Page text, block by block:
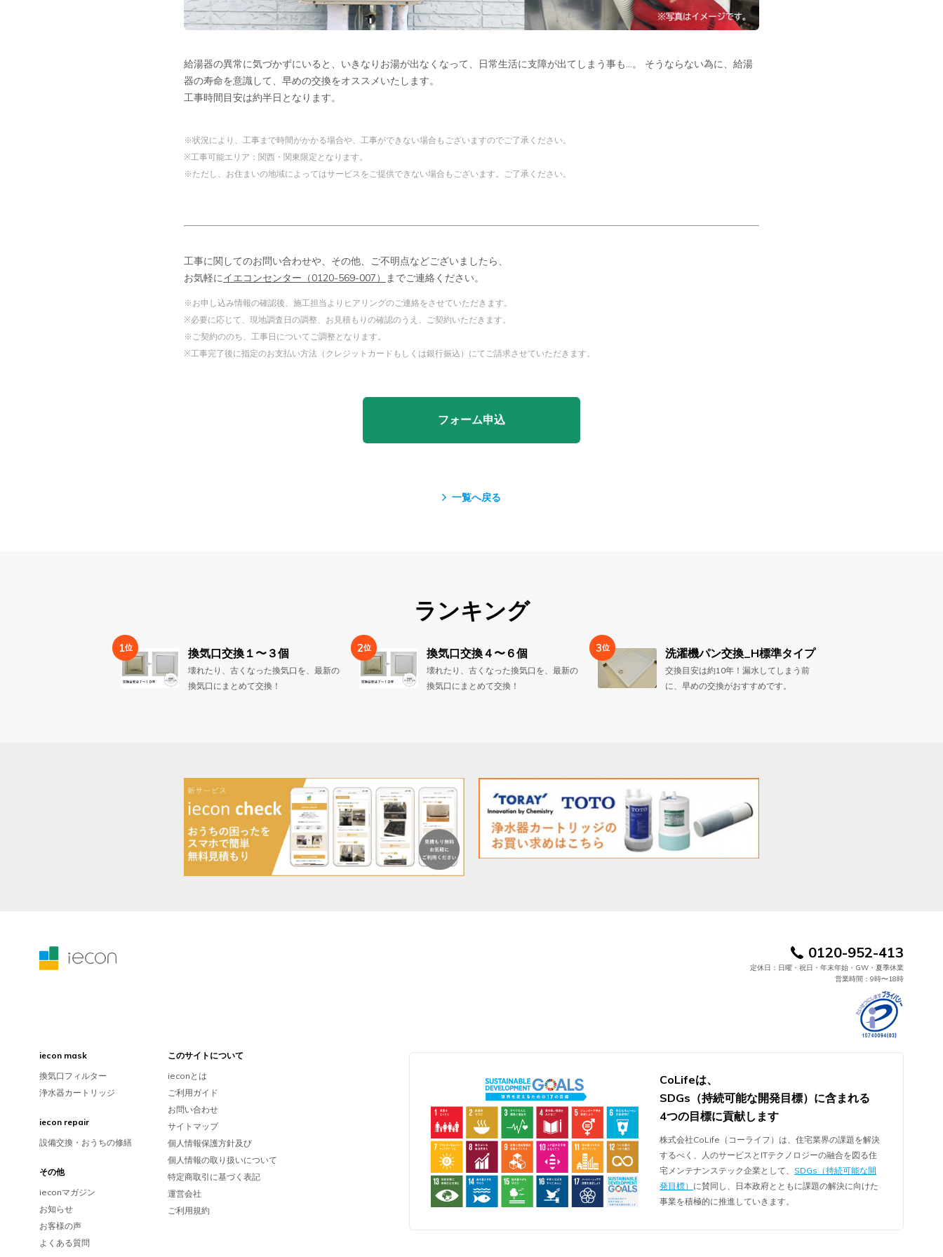
給湯器の異常に気づかずにいると、いきなりお湯が出なくなって、日常生活に支障が出てしまう事も…。
そうならない為に、給湯
器の寿命を意識して、早めの交換をオススメいたします。
工事時間目安は約半日となります。
※状況により、工事まで時間がかかる場合や、工事ができない場合もございますのでご了承ください。
※工事可能エリア：関西・関東限定となります。
※ただし、お住まいの地域によってはサービスをご提供できない場合もございます。ご了承ください。
工事に関してのお問い合わせや、その他、ご不明点などございましたら、
お気軽にイエコンセンター（0120-569-007） までご連絡ください。
※お申し込み情報の確認後、施工担当よりヒアリングのご連絡をさせていただきます。
※必要に応じて、現地調査日の調整、お見積もりの確認のうえ、ご契約いただきます。
※ご契約ののち、工事日についてご調整となります。
※工事完了後に指定のお支払い方法（クレジットカードもしくは銀行振込）にてご請求させていただきます。
フォーム申込
一覧へ戻る
ランキング
1位 換気口交換１〜３個
壊れたり、古くなった換気口を、最新の
換気口にまとめて交換！
2位 換気口交換４〜６個
壊れたり、古くなった換気口を、最新の
換気口にまとめて交換！
3位 洗濯機パン交換_H標準タイプ
交換目安は約10年！漏水してしまう前
に、早めの交換がおすすめです。
0120-952-413
定休日：日曜・祝日・年末年始・GW・夏季休業
営業時間：9時〜18時
iecon mask
換気口フィルター
浄水器カートリッジ
iecon repair
設備交換・おうちの修繕
その他
ieconマガジン
お知らせ
お客様の声
よくある質問
このサイトについて
ieconとは
ご利用ガイド
お問い合わせ
サイトマップ
個人情報保護方針及び
個人情報の取り扱いについて
特定商取引に基づく表記
運営会社
ご利用規約
CoLifeは、
SDGs（持続可能な開発目標）に含まれる
4つの目標に貢献します
株式会社CoLife（コーライフ）は、住宅業界の課題を解決
するべく、人のサービスとITテクノロジーの融合を図る住
宅メンテナンステック企業として、 SDGs（持続可能な開
発目標） に賛同し、日本政府とともに課題の解決に向けた
事業を積極的に推進していきます。